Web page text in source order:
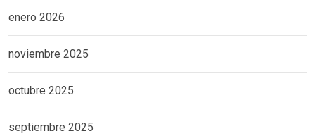
enero 2026
noviembre 2025
octubre 2025
septiembre 2025